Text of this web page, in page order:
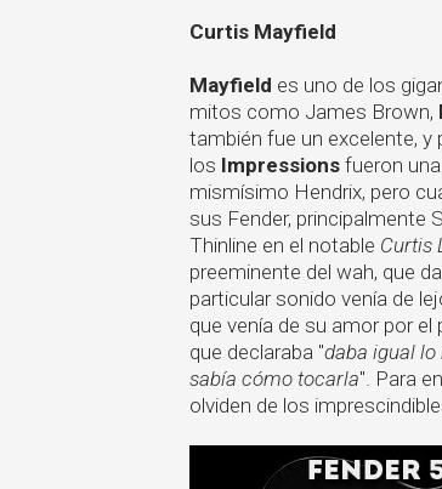
Curtis Mayfield
Mayfield es uno de los
mitos como James Brown,
también fue un excelente, y
los Impressions fueron
mismísimo Hendrix, pero
sus Fender, principalmente
Thinline en el notable Curtis
preeminente del wah, que
particular sonido venía de
que venía de su amor por
que declaraba "daba igual
sabía cómo tocarla". Para
olviden de los